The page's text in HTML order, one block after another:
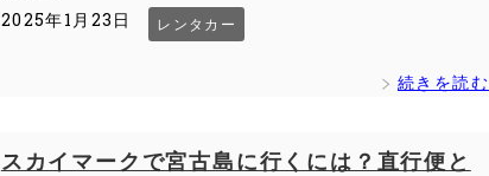
2025年1月23日
レンタカー
続きを読む
スカイマークで宮古島に行くには？直行便と